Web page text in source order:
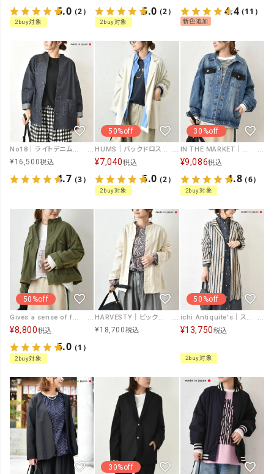
5.0（2）
2buy対象
5.0（2）
2buy対象
4.4（11）
新色追加
No18｜ライトデニムジャケット [[CE1JK240903B]][C]
¥16,500税込
4.7（3）
50%off
HUMS｜バックドロストジャケット [[HUM-054]][C]
¥7,040税込
5.0（2）
2buy対象
30%off
IN THE MARKET｜Ｇジャン [[C-2347]][C]
¥9,086税込
4.8（6）
2buy対象
50%off
Gives a sense of fullment｜リメイクデザインミリタリーアウター [[851334]][C]
¥8,800税込
5.0（1）
2buy対象
HARVESTY｜ビックアトリエジャケット [[A32401]][C]
¥18,700税込
50%off
ichi Antiquite's｜ストライプジャケット [[1000919]][C]
¥13,750税込
2buy対象
30%off